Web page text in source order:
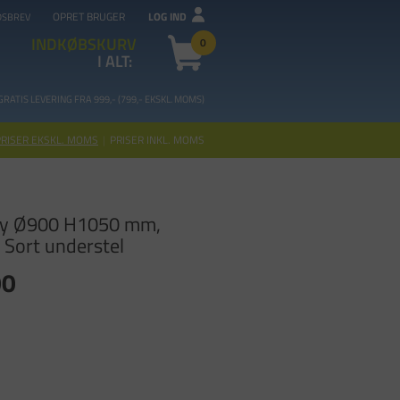
OPRET BRUGER LOG IND
INDKØBSKURV 0
I ALT:
LEVERING FRA 999,- (799,- EKSKL. MOMS)
EKSKL. MOMS | PRISER INKL. MOMS
Ø900 H1050 mm,
understel